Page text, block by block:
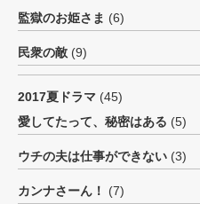
監獄のお姫さま (6)
民衆の敵 (9)
2017夏ドラマ (45)
愛してたって、秘密はある (5)
ウチの夫は仕事ができない (3)
カンナさーん！ (7)